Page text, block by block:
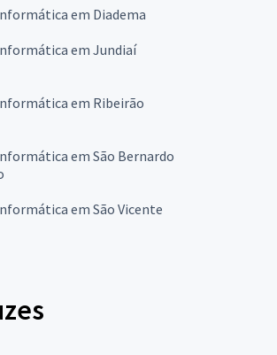
em Diadema
em Jundiaí
em Ribeirão
em São Bernardo
em São Vicente